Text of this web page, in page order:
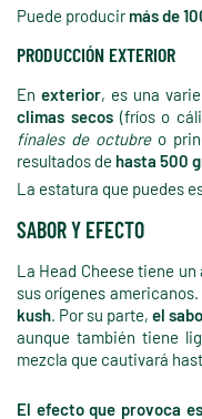
Puede producirmás de
PRODUCCIÓN EXTERIOR
En exterior, es una
climas secos(fríos o
finales de octubre o
resultados de hasta 500
La estatura que puedes
SABOR Y EFECTO
La Head Cheese tiene
sus orígenes americanos.
kush. Por su parte,el
aunque también tiene
mezcla que cautivará
El efecto que provoca